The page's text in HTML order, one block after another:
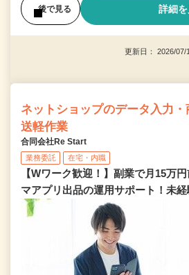
後で見る 詳細
更新日： 2026/
ネットショップのデータ入力
送軽作業
合同会社Re Start
業務委託 在宅・内職
【Wワーク歓迎！】副業で月15万
マアプリ出品の運用サポート！未